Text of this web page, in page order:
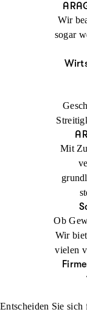
Wir
sogar
Mit
Ob
Wir
vielen
Entscheiden Sie